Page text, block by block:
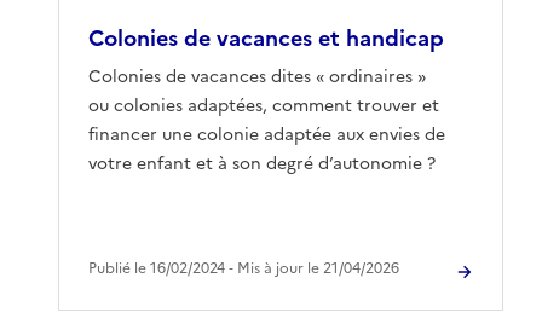
Colonies de vacances et handicap
Colonies de vacances dites « ordinaires »
ou colonies adaptées, comment trouver et
financer une colonie adaptée aux envies de
votre enfant et à son degré d’autonomie ?
Publié le 16/02/2024 ‐ Mis à jour le 21/04/2026